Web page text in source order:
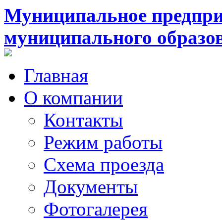
Муниципальное
муниципального
Главная
О компании
Контакты
Режим работы
Схема проезда
Документы
Фотогалерея